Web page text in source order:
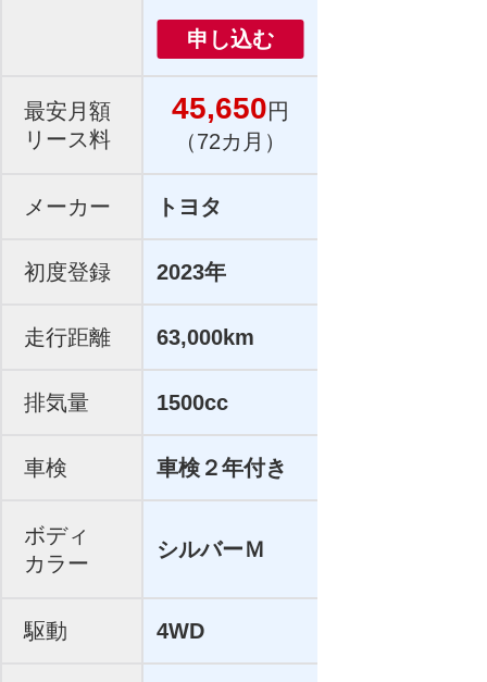
申し込む
最安月額
リース料
45,650円
（72カ月）
メーカー トヨタ
初度登録 2023年
走行距離 63,000km
排気量 1500cc
車検 車検２年付き
ボディ
カラー
シルバーＭ
駆動 4WD